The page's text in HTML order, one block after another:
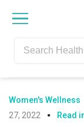
navigation
content
sidebar
Women's Wellness
27, 2022
Read